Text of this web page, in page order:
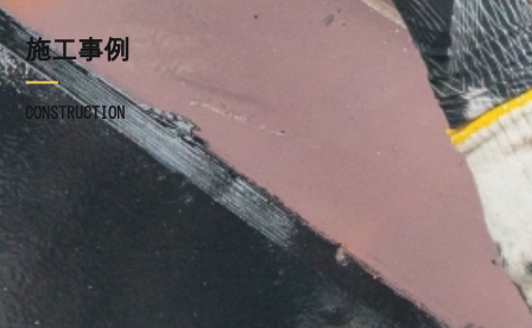
施工事例
CONSTRUCTION